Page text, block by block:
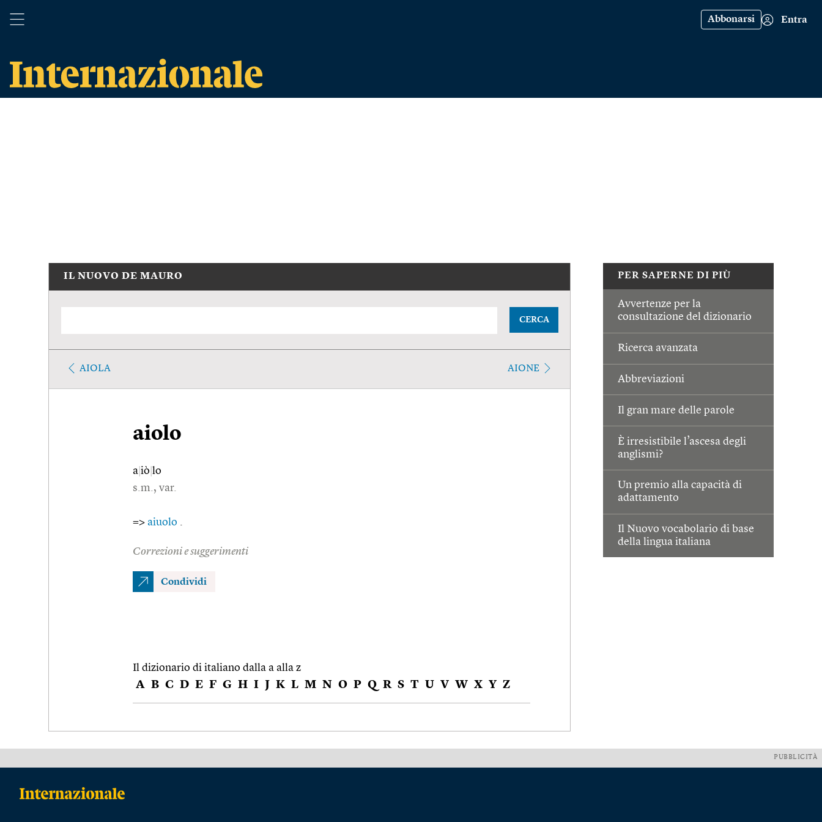
Abbonarsi Entra
PER SAPERNE DI PIÙ
Avvertenze per la
consultazione del dizionario
Ricerca avanzata
Abbreviazioni
Il gran mare delle parole
È irresistibile l’ascesa degli
anglismi?
Un premio alla capacità di
adattamento
Il Nuovo vocabolario di base
della lingua italiana
IL NUOVO DE MAURO
CERCA
AIOLA AIONE
aiolo
a iò lo
s.m., var.
=> aiuolo .
Correzioni e suggerimenti
Condividi
Il dizionario di italiano dalla a alla z
A B C D E F G H I J K L M N O P Q R S T U V W X Y Z
PUBBLICITÀ